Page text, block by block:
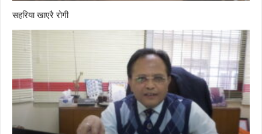
सहरिया खाएरै रोगी